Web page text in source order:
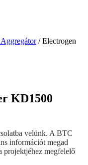
/ Electrogen
KD1500
velünk. A BTC
információt megad
projektjéhez megfelelő